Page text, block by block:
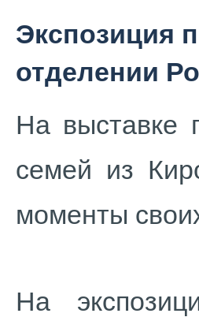
Экспозиция
отделении
На выставке
семей из
моменты
На